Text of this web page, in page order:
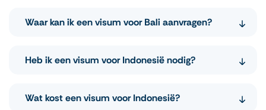
Waar kan ik een visum voor Bali aanvragen?
Bali valt onder Indonesië. Je vraagt hetzelfde
Heb ik een visum voor Indonesië nodig?
Ja, in de meeste gevallen. Voor reizen korter dan
Wat kost een visum voor Indonesië?